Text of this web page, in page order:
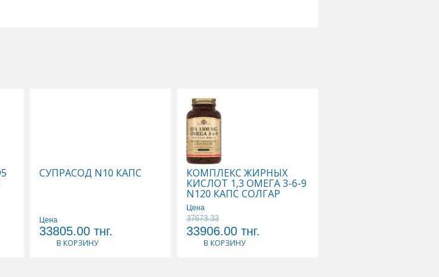
СУПРАСОД N10 КАПС
Цена
33805.00 тнг.
В КОРЗИНУ
КОМПЛЕКС ЖИРНЫХ
КИСЛОТ 1,3 ОМЕГА 3-6-9
N120 КАПС СОЛГАР
Цена
37673.33
33906.00 тнг.
В КОРЗИНУ